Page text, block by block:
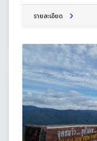
รายละเอียด